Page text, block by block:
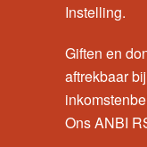
Instelling.
Giften en
aftrekbaar
Ons ANBI